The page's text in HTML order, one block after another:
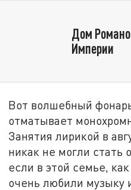
Дом
Империи
Вот волшебный
отматывает
Занятия лирикой в
никак не могли
если в этой семье,
очень любили музыку